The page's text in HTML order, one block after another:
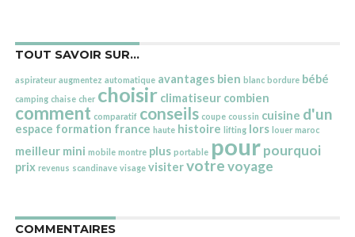
TOUT SAVOIR SUR…
aspirateur augmentez automatique avantages bien blanc bordure bébé
camping chaise cher choisir climatiseur combien
comment comparatif conseils coupe coussin cuisine d'un
espace formation france haute histoire lifting lors louer maroc
meilleur mini mobile montre plus portable pour pourquoi
prix revenus scandinave visage visitervotrevoyage
COMMENTAIRES